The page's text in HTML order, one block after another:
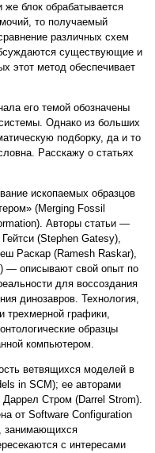
блок обрабатывается
то получаемый
различных схем
существующие и
этот метод обеспечивает
его темой обозначены
Однако из больших
подборку, да и то
Расскажу о статьях
ископаемых образцов
(Merging Fossil
Авторы статьи —
(Stephen Gatesy),
Раскар (Ramesh Raskar),
— описывают свой опыт по
для воссоздания
динозавров. Технология,
трехмерной графики,
образцы
компьютером.
ветвящихся моделей в
in SCM); ее авторами
Стром (Darrel Strom).
от Software Configuration
занимающихся
с интересами